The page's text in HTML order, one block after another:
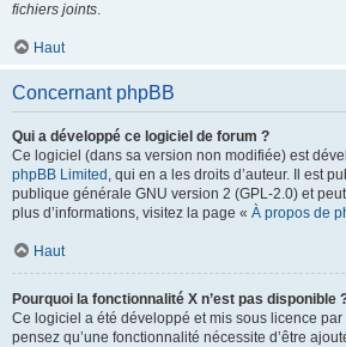
fichiers joints.
Haut
Concernant phpBB
Qui a développé ce logiciel de forum ?
Ce logiciel (dans sa version non modifiée) est
phpBB Limited , qui en a les droits d’auteur. Il est
publique générale GNU version 2 (GPL-2.0) et
plus d’informations, visitez la page « À propos de
Haut
Pourquoi la fonctionnalité X n’est pas disponible
Ce logiciel a été développé et mis sous licence
pensez qu’une fonctionnalité nécessite d’être